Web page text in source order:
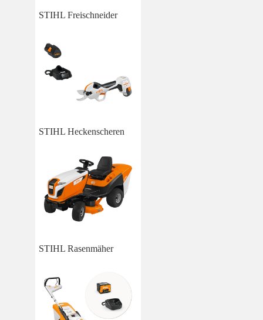
STIHL Freischneider
STIHL Heckenscheren
STIHL Rasenmäher